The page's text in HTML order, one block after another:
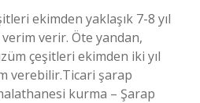
ekimden yaklaşık 7-8 yıl
verir. Öte yandan,
çeşitleri ekimden iki yıl
verebilir.Ticari şarap
kurma – Şarap